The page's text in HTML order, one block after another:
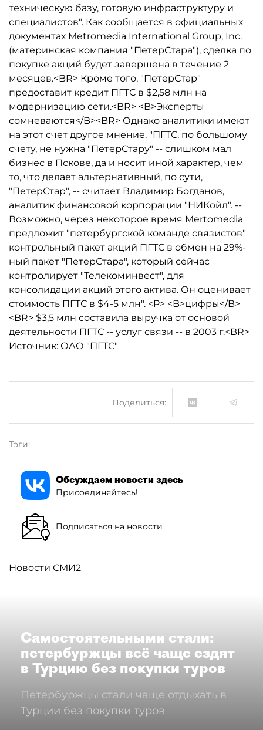
техническую базу, готовую инфраструктуру и
специалистов". Как сообщается в официальных
документах Metromedia International Group, Inc.
(материнская компания "ПетерСтара"), сделка по
покупке акций будет завершена в течение 2
месяцев.<BR> Кроме того, "ПетерСтар"
предоставит кредит ПГТС в $2,58 млн на
модернизацию сети.<BR> <B>Эксперты
сомневаются</B><BR> Однако аналитики имеют
на этот счет другое мнение. "ПГТС, по большому
счету, не нужна "ПетерСтару" -- слишком мал
бизнес в Пскове, да и носит иной характер, чем
то, что делает альтернативный, по сути,
"ПетерСтар", -- считает Владимир Богданов,
аналитик финансовой корпорации "НИКойл". --
Возможно, через некоторое время Mertomedia
предложит "петербургской команде связистов"
контрольный пакет акций ПГТС в обмен на 29%-
ный пакет "ПетерСтара", который сейчас
контролирует "Телекоминвест", для
консолидации акций этого актива. Он оценивает
стоимость ПГТС в $4-5 млн". <P> <B>цифры</B>
<BR> $3,5 млн составила выручка от основой
деятельности ПГТС -- услуг связи -- в 2003 г.<BR>
Источник: ОАО "ПГТС"
Поделиться:
Тэги:
Обсуждаем новости здесь
Присоединяйтесь!
Подписаться на новости
Новости СМИ2
Самостоятельными стали:
петербуржцы всё чаще ездят
в Турцию без покупки туров
Петербуржцы стали чаще отдыхать в
Турции без покупки туров